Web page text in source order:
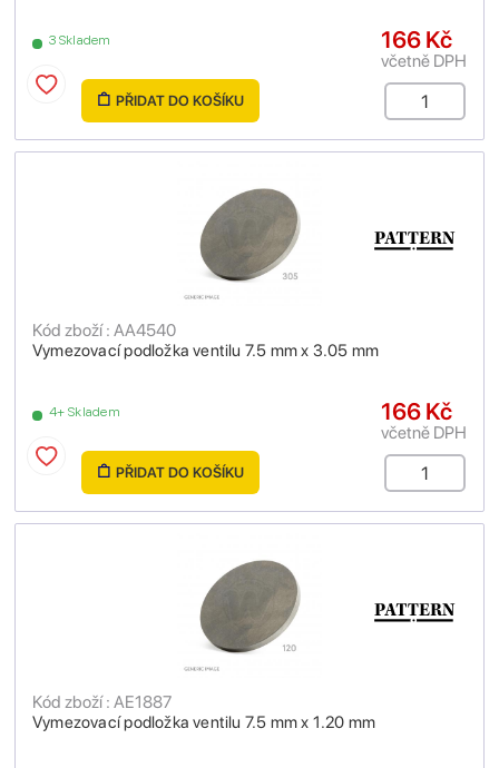
3 Skladem 166 Kč
včetně DPH
PŘIDAT DO KOŠÍKU
Vymezovací podložka ventilu 7.5 mm x 3.05 mm
Kód zboží : AA4540
4+ Skladem 166 Kč
včetně DPH
PŘIDAT DO KOŠÍKU
Vymezovací podložka ventilu 7.5 mm x 1.20 mm
Kód zboží : AE1887